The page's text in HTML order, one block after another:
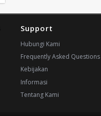
Support
Hubungi Kami
Frequently Asked Questions
Kebijakan
Informasi
Tentang Kami